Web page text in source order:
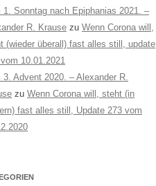
1. Sonntag nach Epiphanias 2021. –
R. Krause zu Wenn Corona will,
(wieder überall) fast alles still, update
10.01.2021
3. Advent 2020. – Alexander R.
zu Wenn Corona will, steht (in
fast alles still, Update 273 vom